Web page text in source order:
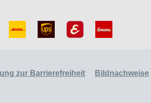
zur Barrierefreiheit Bildnachweise